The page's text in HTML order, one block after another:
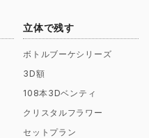
立体で残す
ボトルブーケシリーズ
3D額
108本3Dベンティ
クリスタルフラワー
セットプラン